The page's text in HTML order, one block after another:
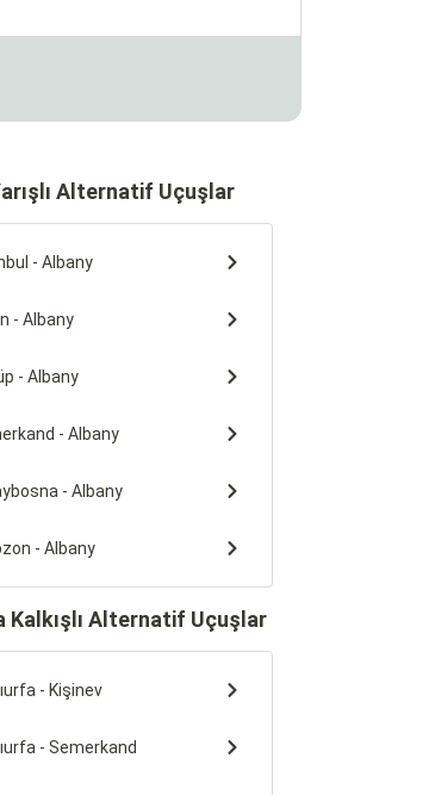
Alternatif Uçuşlar
- Albany
- Albany
- Albany
- Albany
- Albany
- Albany
Kalkışlı Alternatif Uçuşlar
- Kişinev
- Semerkand